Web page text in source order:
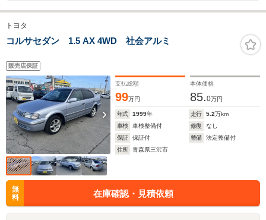
トヨタ
コルサセダン 1.5 AX 4WD 社会アルミ
販売店保証
支払総額
99万円
本体価格
85.0万円
年式 1999年 走行 5.2万km
車検
車検整備付 修復
なし
保証
保証付 整備
法定整備付
住所
青森県三沢市
無
料
在庫確認・見積依頼